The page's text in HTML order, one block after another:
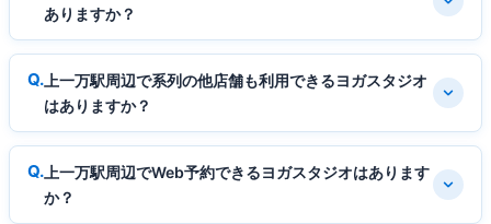
ありますか？
上一万駅周辺で系列の他店舗も利用できるヨガスタジオ
はありますか？
上一万駅周辺でWeb予約できるヨガスタジオはあります
か？